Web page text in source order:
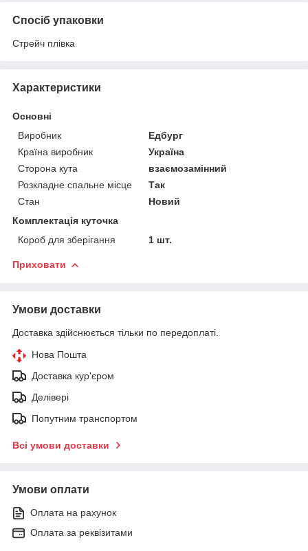
Спосіб упаковки
Стрейч плівка
Характеристики
Основні
Виробник
Едбург
Країна виробник
Україна
Сторона кута
взаємозамінний
Розкладне спальне місце
Так
Стан
Новий
Комплектація куточка
Короб для зберігання
1 шт.
Приховати
Умови доставки
Доставка здійснюється тільки по передоплаті.
Нова Пошта
Доставка кур'єром
Делівері
Попутним транспортом
Всі умови доставки
Умови оплати
Оплата на рахунок
Оплата за реквізитами